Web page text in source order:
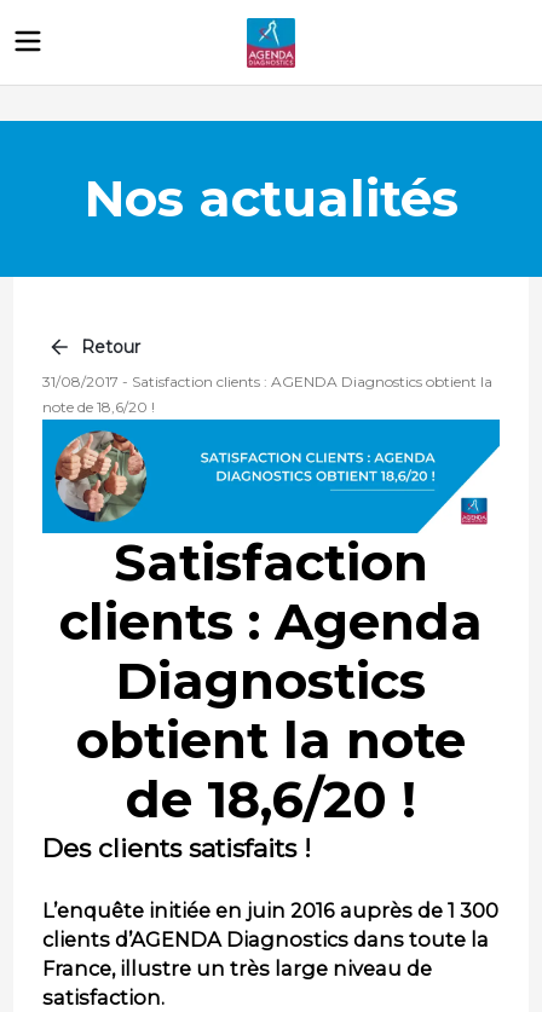
Nos actualités
Retour
31/08/2017 - Satisfaction clients : AGENDA Diagnostics obtient la
note de 18,6/20 !
Satisfaction
clients : Agenda
Diagnostics
obtient la note
de 18,6/20 !
Des clients satisfaits !
L’enquête initiée en juin 2016 auprès de 1 300
clients d’AGENDA Diagnostics dans toute la
France, illustre un très large niveau de
satisfaction.